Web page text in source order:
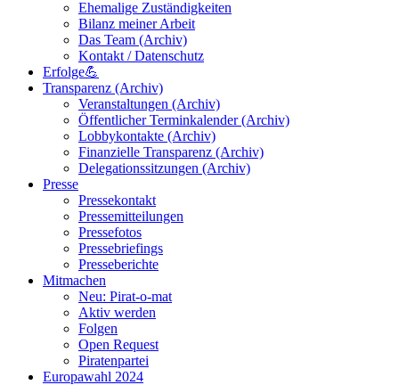
Ehemalige Zuständigkeiten
Bilanz meiner Arbeit
Das Team (Archiv)
Kontakt / Datenschutz
Erfolge💪
Transparenz (Archiv)
Veranstaltungen (Archiv)
Öffentlicher Terminkalender (Archiv)
Lobbykontakte (Archiv)
Finanzielle Transparenz (Archiv)
Delegationssitzungen (Archiv)
Presse
Pressekontakt
Pressemitteilungen
Pressefotos
Pressebriefings
Presseberichte
Mitmachen
Neu: Pirat-o-mat
Aktiv werden
Folgen
Open Request
Piratenpartei
Europawahl 2024